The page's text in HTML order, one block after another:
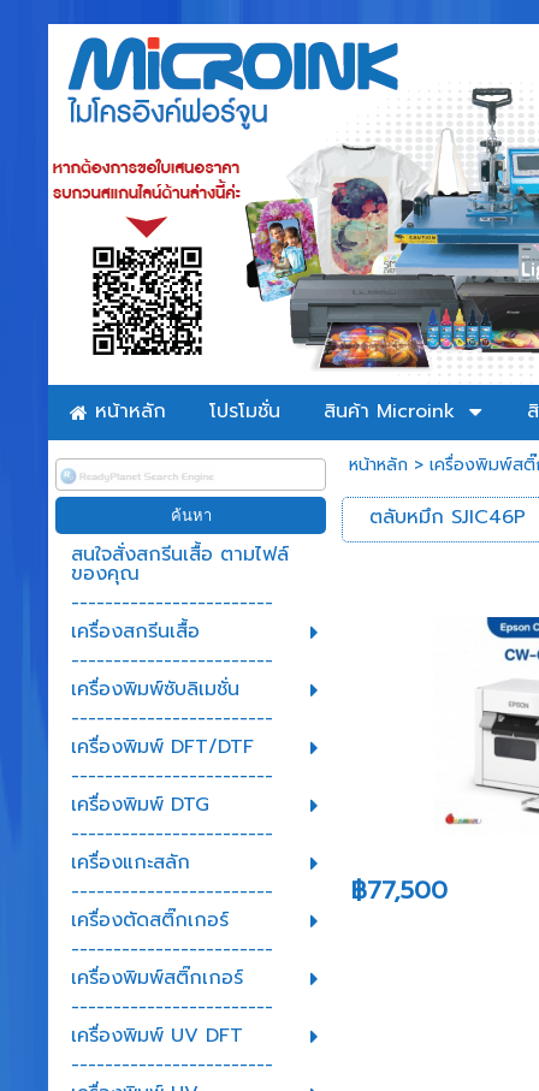
หน้าหลัก โปรโมชั่น สินค้า Microink
สนใจสั่งสกรีนเสื้อ ตามไฟล์
ของคุณ
------------------------
เครื่องสกรีนเสื้อ
------------------------
เครื่องพิมพ์ซับลิเมชั่น
------------------------
เครื่องพิมพ์ DFT/DTF
------------------------
เครื่องพิมพ์ DTG
------------------------
เครื่องแกะสลัก
------------------------
เครื่องตัดสติ๊กเกอร์
------------------------
เครื่องพิมพ์สติ๊กเกอร์
------------------------
เครื่องพิมพ์ UV DFT
------------------------
หน้าหลัก> เครื่องพิมพ์สติ๊
ตลับหมึก SJIC46P
฿77,500